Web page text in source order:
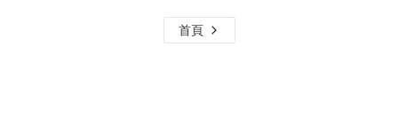
首頁